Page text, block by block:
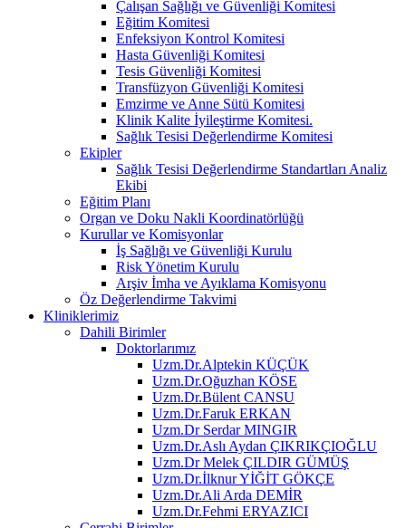
Çalışan Sağlığı ve Güvenliği Komitesi
Eğitim Komitesi
Enfeksiyon Kontrol Komitesi
Hasta Güvenliği Komitesi
Tesis Güvenliği Komitesi
Transfüzyon Güvenliği Komitesi
Emzirme ve Anne Sütü Komitesi
Klinik Kalite İyileştirme Komitesi.
Sağlık Tesisi Değerlendirme Komitesi
Ekipler
Sağlık Tesisi Değerlendirme Standartları Analiz
Ekibi
Eğitim Planı
Organ ve Doku Nakli Koordinatörlüğü
Kurullar ve Komisyonlar
İş Sağlığı ve Güvenliği Kurulu
Risk Yönetim Kurulu
Arşiv İmha ve Ayıklama Komisyonu
Öz Değerlendirme Takvimi
Kliniklerimiz
Dahili Birimler
Doktorlarımız
Uzm.Dr.Alptekin KÜÇÜK
Uzm.Dr.Oğuzhan KÖSE
Uzm.Dr.Bülent CANSU
Uzm.Dr.Faruk ERKAN
Uzm.Dr Serdar MINGIR
Uzm.Dr.Aslı Aydan ÇIKRIKÇIOĞLU
Uzm.Dr Melek ÇILDIR GÜMÜŞ
Uzm.Dr.İlknur YİĞİT GÖKÇE
Uzm.Dr.Ali Arda DEMİR
Uzm.Dr.Fehmi ERYAZICI